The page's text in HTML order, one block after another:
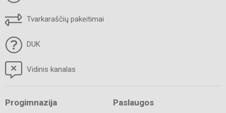
Tvarkaraščių pakeitimai
DUK
Vidinis kanalas
Progimnazija Paslaugos